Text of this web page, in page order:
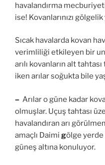
havalandırma
ise! Kovanlarınızı
Sıcak havalarda kovan
verimliliği etkileyen bir
arılı kovanların alt
iken arılar soğukta bile
– Arılar o güne kadar
olmuşlar. Uçuş tahtası
havalandıran arı
amaçlı Daimi gölge yerde
güneş altına konuluyor.